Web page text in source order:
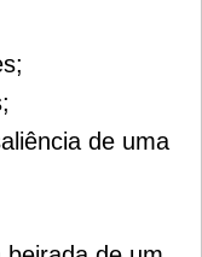
de uma